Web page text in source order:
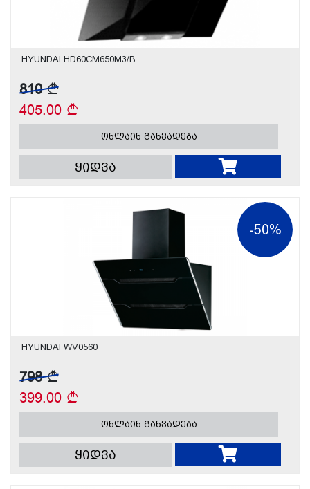
HYUNDAI HD60CM650M3/B
810
405.00
ონლაინ განვადება
ყიდვა
-50%
HYUNDAI WV0560
798
399.00
ონლაინ განვადება
ყიდვა